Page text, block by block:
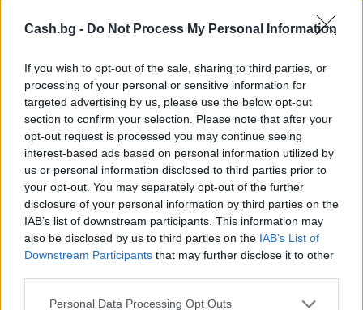
Cash.bg - Do Not Process My Personal Information
If you wish to opt-out of the sale, sharing to third parties, or
processing of your personal or sensitive information for
targeted advertising by us, please use the below opt-out
section to confirm your selection. Please note that after your
opt-out request is processed you may continue seeing
interest-based ads based on personal information utilized by
us or personal information disclosed to third parties prior to
your opt-out. You may separately opt-out of the further
disclosure of your personal information by third parties on the
IAB’s list of downstream participants. This information may
also be disclosed by us to third parties on the IAB’s List of
Downstream Participants that may further disclose it to other
Personal Data Processing Opt Outs
Древен храм на почти 900 години
откриха под кафене за сладолед в
Полша